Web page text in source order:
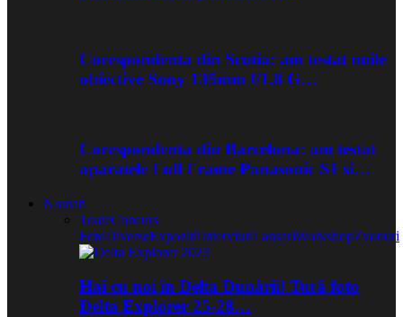
Corespondenta din Scotia: am testat noile
obiective Sony 135mm f/1.8 G…
Corespondenta din Barcelona: am testat
aparatele Full Frame Panasonic S1 si…
Noutati
ToateConcurs
FotoDiverseExpozitiiInterviuriLansariWorkshopZvonuri
Hai cu noi în Delta Dunării! Tură foto
Delta Explorer 25-28…